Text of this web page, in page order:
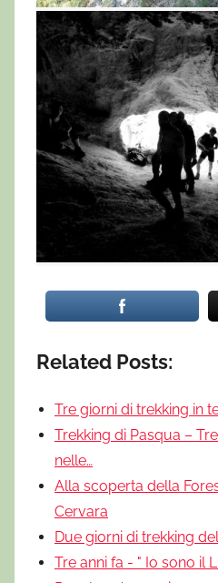
Related Posts:
Tre giorni di trekking in
Trekking di Pasqua –
nelle…
Alla scoperta della
Cervara
Due giorni di trekking
Tre anni fa - " Io sono il